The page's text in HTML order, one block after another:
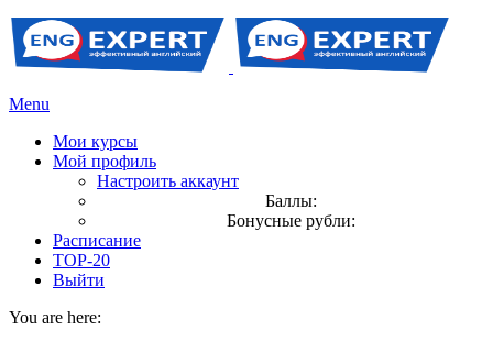
Menu
Мои курсы
Мой профиль
Настроить аккаунт
Баллы:
Бонусные рубли:
Расписание
TOP-20
Выйти
You are here: